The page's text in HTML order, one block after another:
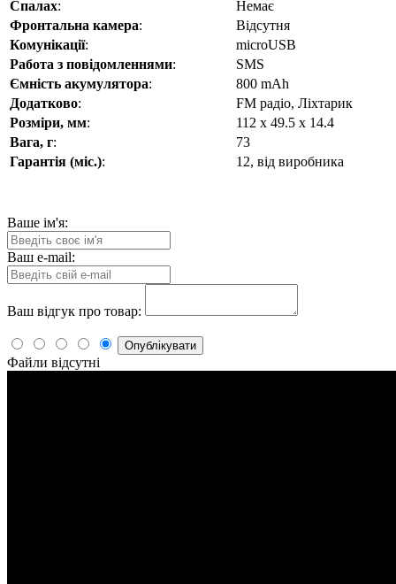
Спалах:
Немає
Фронтальна камера:
Відсутня
Комунікації:
microUSB
Работа з повідомленнями:
SMS
Ємність акумулятора:
800 mAh
Додатково:
FM радіо, Ліхтарик
Розміри, мм:
112 x 49.5 x 14.4
Вага, г:
73
Гарантія (міс.): 12, від виробника
Ваше ім'я:
Ваш e-mail:
Ваш відгук про товар:
Опублікувати
Файли відсутні